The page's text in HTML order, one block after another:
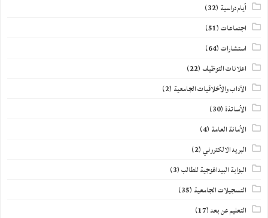
أيام دراسية (32)
اجتماعات(51)
استشارات(64)
اعلانات التوظيف (22)
الآداب والأخلاقيات الجامعية (2)
الأساتذة(30)
الأمانة العامة (4)
البريد الالكتروني(2)
البوابة البيداغوجية للطالب(3)
التسجيلات الجامعية (35)
التعليم عن بعد(17)